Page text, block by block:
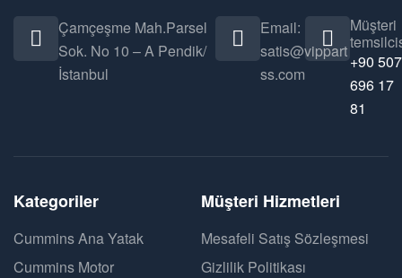
Çamçeşme Mah.Parsel
Sok. No 10 – A Pendik/
İstanbul
Email:
satis@vippart
ss.com
Müşteri
+90 507
696 17
81
Kategoriler
Cummins Ana Yatak
Cummins Motor
Müşteri Hizmetleri
Mesafeli Satış Sözleşmesi
Gizlilik Politikası